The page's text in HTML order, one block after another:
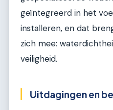
geïntegreerd in het
installeren, en dat
zich mee:
veiligheid.
Uitdagingen en